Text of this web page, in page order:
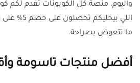
اللي
ما تتعوض بصراحة.
أفضل منتجات تاسومة